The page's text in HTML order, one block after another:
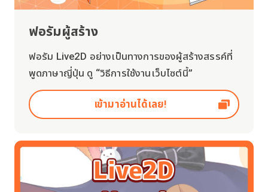
ฟอรัมผู้สร้าง
ฟอรัม Live2D อย่างเป็นทางการของผู้สร้างสรรค์ที่
พูดภาษาญี่ปุ่น ดู “วิธีการใช้งานเว็บไซต์นี้”
เข้ามาอ่านได้เลย!